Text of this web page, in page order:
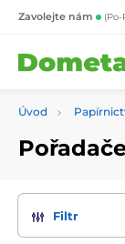
Zavolejte nám (Po-
Úvod
Filtr